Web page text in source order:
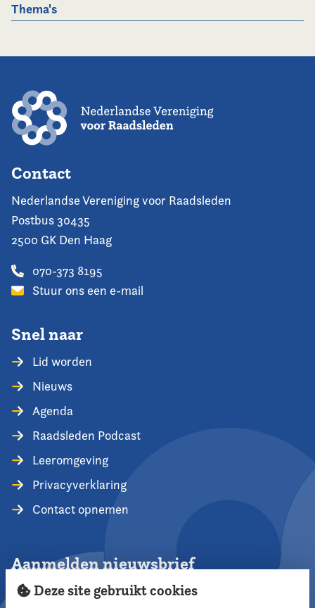
Thema's
Contact
Nederlandse Vereniging voor Raadsleden
Postbus 30435
2500 GK Den Haag
070-373 8195
Stuur ons een e-mail
Snel naar
Lid worden
Nieuws
Agenda
Raadsleden Podcast
Leeromgeving
Privacyverklaring
Contact opnemen
Aanmelden nieuwsbrief
Deze site gebruikt cookies